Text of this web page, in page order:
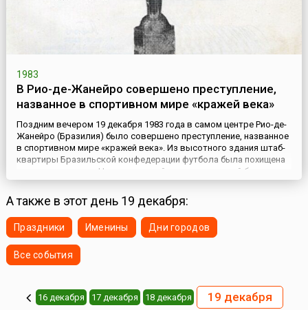
1983
В Рио-де-Жанейро совершено преступление,
названное в спортивном мире «кражей века»
Поздним вечером 19 декабря 1983 года в самом центре Рио-де-
Жанейро (Бразилия) было совершено преступление, названное
в спортивном мире «кражей века». Из высотного здания штаб-
квартиры Бразильской конфедерации футбола была похищена
золотая статуэтка Ники, крылатой древнегреческой богини
победы, — Кубок Жюля Риме (1873–1956, в 1921–1954 годах
президента ФИФА), присуждаемый раз в 4 года команде–
побед...
А также в этот день 19 декабря:
Праздники Именины Дни городов
Все события
16 декабря 17 декабря 18 декабря 19 декабря